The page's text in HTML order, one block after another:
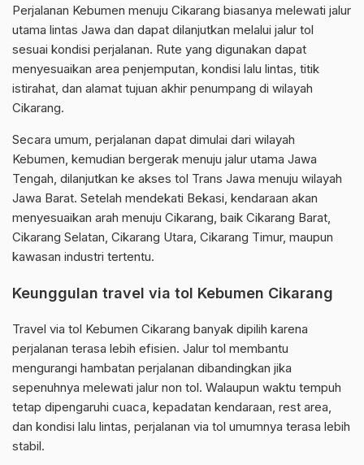
Perjalanan Kebumen menuju Cikarang biasanya melewati jalur
utama lintas Jawa dan dapat dilanjutkan melalui jalur tol
sesuai kondisi perjalanan. Rute yang digunakan dapat
menyesuaikan area penjemputan, kondisi lalu lintas, titik
istirahat, dan alamat tujuan akhir penumpang di wilayah
Cikarang.
Secara umum, perjalanan dapat dimulai dari wilayah
Kebumen, kemudian bergerak menuju jalur utama Jawa
Tengah, dilanjutkan ke akses tol Trans Jawa menuju wilayah
Jawa Barat. Setelah mendekati Bekasi, kendaraan akan
menyesuaikan arah menuju Cikarang, baik Cikarang Barat,
Cikarang Selatan, Cikarang Utara, Cikarang Timur, maupun
kawasan industri tertentu.
Keunggulan travel via tol Kebumen Cikarang
Travel via tol Kebumen Cikarang banyak dipilih karena
perjalanan terasa lebih efisien. Jalur tol membantu
mengurangi hambatan perjalanan dibandingkan jika
sepenuhnya melewati jalur non tol. Walaupun waktu tempuh
tetap dipengaruhi cuaca, kepadatan kendaraan, rest area,
dan kondisi lalu lintas, perjalanan via tol umumnya terasa lebih
stabil.